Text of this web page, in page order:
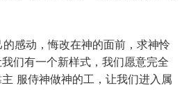
感动，悔改在神的面前，求神怜
们有一个新样式，我们愿意完全
服侍神做神的工，让我们进入属